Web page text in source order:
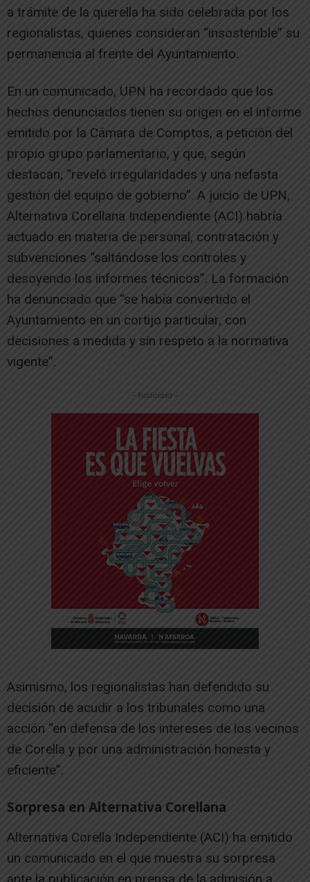
a trámite de la querella ha sido celebrada por los
regionalistas, quienes consideran “insostenible” su
permanencia al frente del Ayuntamiento.
En un comunicado, UPN ha recordado que los
hechos denunciados tienen su origen en el informe
emitido por la Cámara de Comptos, a petición del
propio grupo parlamentario, y que, según
destacan, “reveló irregularidades y una nefasta
gestión del equipo de gobierno”. A juicio de UPN,
Alternativa Corellana Independiente (ACI) habría
actuado en materia de personal, contratación y
subvenciones “saltándose los controles y
desoyendo los informes técnicos”. La formación
ha denunciado que “se había convertido el
Ayuntamiento en un cortijo particular, con
decisiones a medida y sin respeto a la normativa
vigente”.
-- Publicidad --
Asimismo, los regionalistas han defendido su
decisión de acudir a los tribunales como una
acción “en defensa de los intereses de los vecinos
de Corella y por una administración honesta y
eficiente”.
Sorpresa en Alternativa Corellana
Alternativa Corella Independiente (ACI) ha emitido
un comunicado en el que muestra su sorpresa
ante la publicación en prensa de la admisión a